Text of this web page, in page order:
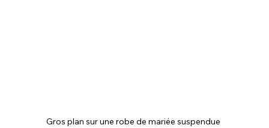
Gros plan sur une robe de mariée suspendue